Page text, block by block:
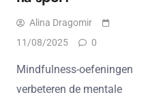
Alina Dragomir
11/08/2025
0
Mindfulness-oefeningen
verbeteren de mentale